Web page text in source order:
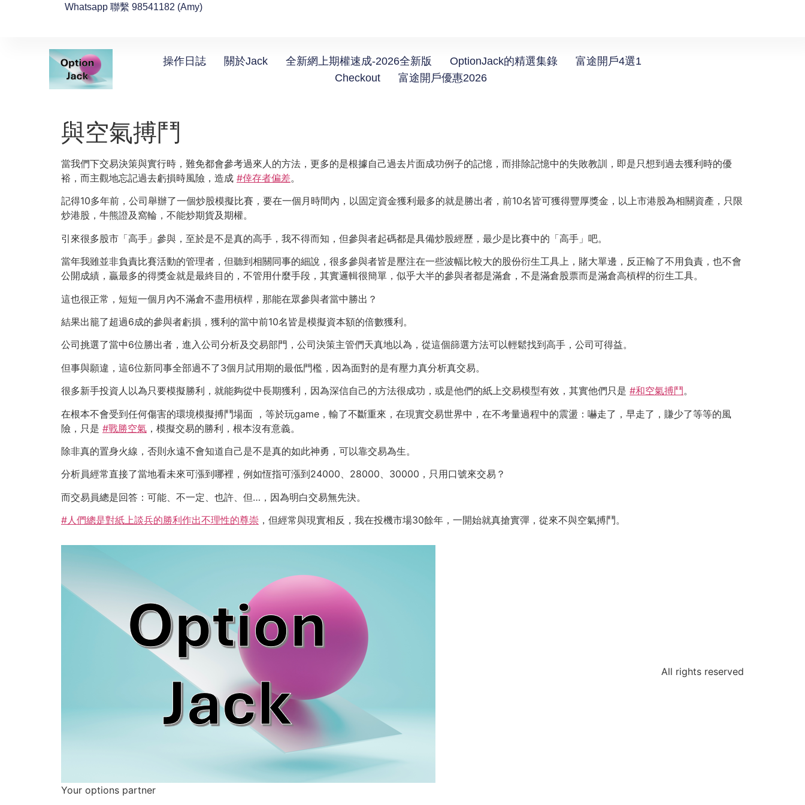
Whatsapp 聯繫 98541182 (Amy)
操作日誌 關於Jack 全新網上期權速成-2026全新版 OptionJack的精選集錄
富途開戶4選1
Checkout
富途開戶優惠2026
與空氣搏鬥
當我們下交易決策與實行時，難免都會參考過來人的方法，更多的是根據自己過去片面成功例子的記憶，而排除記憶中的失敗教訓，即是只想到過去獲利時的優
裕，而主觀地忘記過去虧損時風險，造成 #倖存者偏差。
記得10多年前，公司舉辦了一個炒股模擬比賽，要在一個月時間內，以固定資金獲利最多的就是勝出者，前10名皆可獲得豐厚獎金，以上市港股為相關資產，只限
炒港股，牛熊證及窩輪，不能炒期貨及期權。
引來很多股市「高手」參與，至於是不是真的高手，我不得而知，但參與者起碼都是具備炒股經歷，最少是比賽中的「高手」吧。
當年我雖並非負責比賽活動的管理者，但聽到相關同事的細說，很多參與者皆是壓注在一些波幅比較大的股份衍生工具上，賭大單邊，反正輸了不用負責，也不會
公開成績，贏最多的得獎金就是最終目的，不管用什麼手段，其實邏輯很簡單，似乎大半的參與者都是滿倉，不是滿倉股票而是滿倉高槓桿的衍生工具。
這也很正常，短短一個月內不滿倉不盡用槓桿，那能在眾參與者當中勝出？
結果出籠了超過6成的參與者虧損，獲利的當中前10名皆是模擬資本額的倍數獲利。
公司挑選了當中6位勝出者，進入公司分析及交易部門，公司決策主管們天真地以為，從這個篩選方法可以輕鬆找到高手，公司可得益。
但事與願違，這6位新同事全部過不了3個月試用期的最低門檻，因為面對的是有壓力真分析真交易。
很多新手投資人以為只要模擬勝利，就能夠從中長期獲利，因為深信自己的方法很成功，或是他們的紙上交易模型有效，其實他們只是 #和空氣搏鬥。
在根本不會受到任何傷害的環境模擬搏鬥場面 ，等於玩game，輸了不斷重來，在現實交易世界中，在不考量過程中的震盪：嚇走了，早走了，賺少了等等的風
險，只是 #戰勝空氣 ，模擬交易的勝利，根本沒有意義。
除非真的置身火線，否則永遠不會知道自己是不是真的如此神勇，可以靠交易為生。
分析員經常直接了當地看未來可漲到哪裡，例如恆指可漲到24000、28000、30000，只用口號來交易？
而交易員總是回答：可能、不一定、也許、但…，因為明白交易無先決。
#人們總是對紙上談兵的勝利作出不理性的尊崇 ，但經常與現實相反，我在投機市場30餘年，一開始就真搶實彈，從來不與空氣搏鬥。
Your options partner
All rights reserved